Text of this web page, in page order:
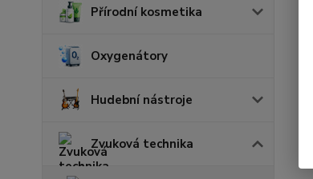
Přírodní kosmetika
Oxygenátory
Hudební nástroje
Zvuková technika